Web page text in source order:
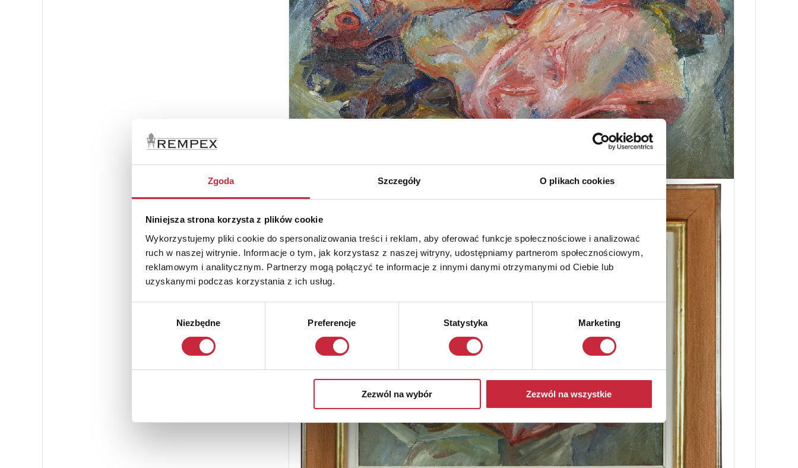
Zgoda Szczegóły O plikach cookies
Niniejsza strona korzysta z plików cookie
Wykorzystujemy pliki cookie do spersonalizowania treści i reklam, aby oferować funkcje społecznościowe i analizować
ruch w naszej witrynie. Informacje o tym, jak korzystasz z naszej witryny, udostępniamy partnerom społecznościowym,
reklamowym i analitycznym. Partnerzy mogą połączyć te informacje z innymi danymi otrzymanymi od Ciebie lub
uzyskanymi podczas korzystania z ich usług.
Niezbędne Preferencje Statystyka Marketing
Zezwól na wybór Zezwól na wszystkie